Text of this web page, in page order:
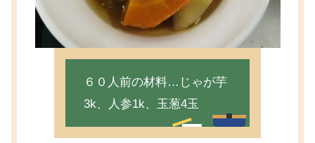
６０人前の材料…じゃが芋
3k、人参1k、玉葱4玉